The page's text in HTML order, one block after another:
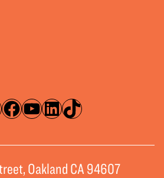
Facebook
YouTube
LinkedIn
TikTok
Oakland CA 94607